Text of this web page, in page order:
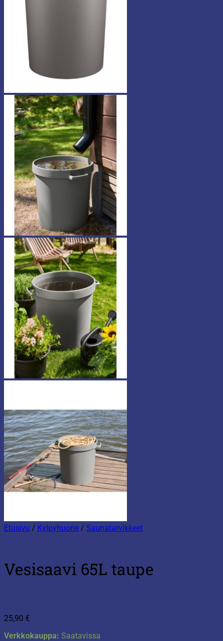
Etusivu / Kylpyhuone / Saunatarvikkeet
Vesisaavi 65L taupe
25,90 €
Verkkokauppa: Saatavissa